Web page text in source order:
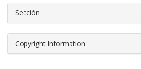
Sección
Copyright Information